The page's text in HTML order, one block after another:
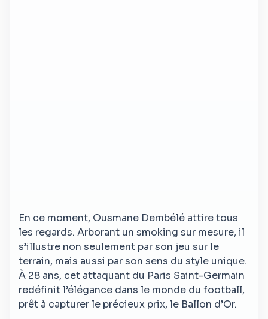
En ce moment, Ousmane Dembélé attire tous
les regards. Arborant un smoking sur mesure, il
s’illustre non seulement par son jeu sur le
terrain, mais aussi par son sens du style unique.
À 28 ans, cet attaquant du Paris Saint-Germain
redéfinit l’élégance dans le monde du football,
prêt à capturer le précieux prix, le Ballon d’Or.